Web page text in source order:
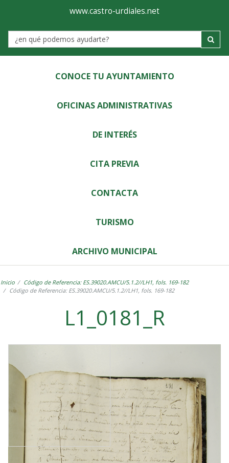
Ayuntamiento
de
Castro-
Urdiales
www.castro-urdiales.net
Label
CONOCE TU AYUNTAMIENTO
OFICINAS ADMINISTRATIVAS
DE INTERÉS
CITA PREVIA
CONTACTA
TURISMO
ARCHIVO MUNICIPAL
Inicio
Código de Referencia: ES.39020.AMCU/5.1.2//LH1, fols. 169-182
Código de Referencia: ES.39020.AMCU/5.1.2//LH1, fols. 169-182
L1_0181_R